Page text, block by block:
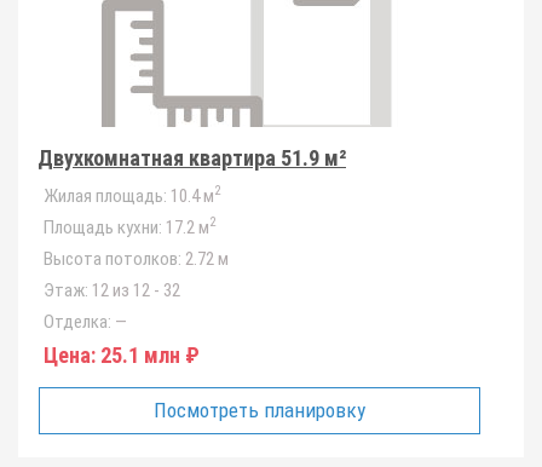
Двухкомнатная квартира 51.9 м²
Жилая площадь: 10.4 м2
Площадь кухни: 17.2 м2
Высота потолков: 2.72 м
Этаж: 12 из 12 - 32
Отделка: —
Цена: 25.1 млн ₽
Посмотреть планировку